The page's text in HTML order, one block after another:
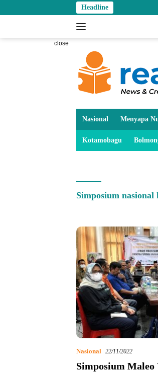
to
Headline
close
Nasional Menyapa
Kotamobagu
Simposium
Nasional 22/11/2022
Simposium